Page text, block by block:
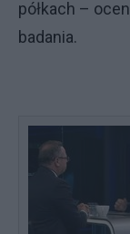
półkach –
badania.